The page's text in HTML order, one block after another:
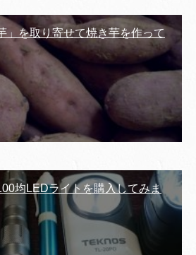
」を取り寄せて焼き芋を作って
均LEDライトを購入してみま